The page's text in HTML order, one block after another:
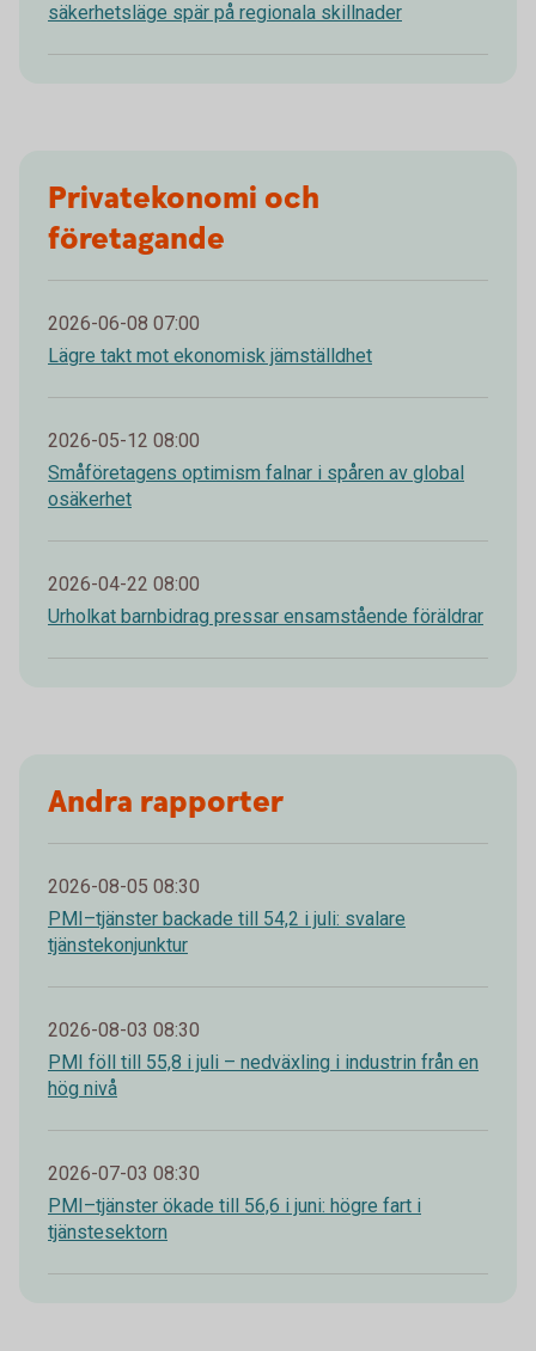
säkerhetsläge spär på regionala skillnader
Privatekonomi och
företagande
2026-06-08 07:00
Lägre takt mot ekonomisk jämställdhet
2026-05-12 08:00
Småföretagens optimism falnar i spåren av global
osäkerhet
2026-04-22 08:00
Urholkat barnbidrag pressar ensamstående föräldrar
Andra rapporter
2026-08-05 08:30
PMI–tjänster backade till 54,2 i juli: svalare
tjänstekonjunktur
2026-08-03 08:30
PMI föll till 55,8 i juli – nedväxling i industrin från en
hög nivå
2026-07-03 08:30
PMI–tjänster ökade till 56,6 i juni: högre fart i
tjänstesektorn